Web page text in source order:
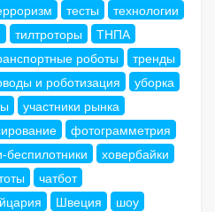
тесты
технологии
тилтроторы
ТНПА
роботы
тренды
и роботизация
уборка
участники рынка
фотограмметрия
беспилотники
ховербайки
чатбот
Швеция
шоу